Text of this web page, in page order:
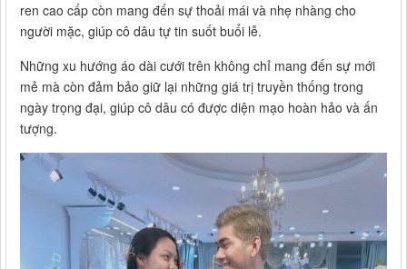
ren cao cấp còn mang đến sự thoải mái và nhẹ nhàng cho
người mặc, giúp cô dâu tự tin suốt buổi lễ.
Những xu hướng áo dài cưới trên không chỉ mang đến sự mới
mẻ mà còn đảm bảo giữ lại những giá trị truyền thống trong
ngày trọng đại, giúp cô dâu có được diện mạo hoàn hảo và ấn
tượng.